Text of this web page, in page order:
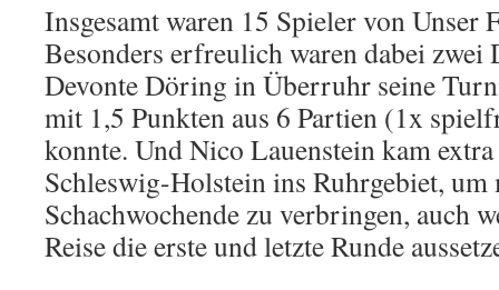
Insgesamt waren 15 Spieler von Unser
Besonders erfreulich waren dabei zwei
Devonte Döring in Überruhr seine
mit 1,5 Punkten aus 6 Partien (1x
konnte. Und Nico Lauenstein kam
Schleswig-Holstein ins Ruhrgebiet, um
Schachwochende zu verbringen, auch
Reise die erste und letzte Runde